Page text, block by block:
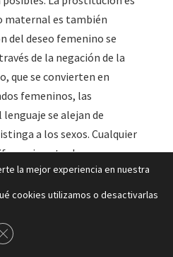
maternal es también
del deseo femenino se
de la negación de la
que se convierten en
femeninos, las
se alejan de
a los sexos. Cualquier
entre los sexos
deseo y a la aceptación por
y ser un objeto
puede sacudir la frágil
del grupo.
la mejor experiencia en nuestra
cookies utilizamos o desactivarlas
Cerrar el banner de cookies RGPD